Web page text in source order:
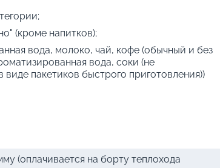
(кроме напитков);
вода, молоко, чай, кофе (обычный и без
вода, соки (не
пакетиков быстрого приготовления))
(оплачивается на борту теплохода